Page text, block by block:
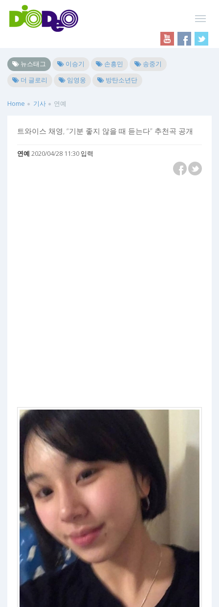
뉴스태그 이승기 손흥민
송중기
더 글로리
임영웅 방탄소년단
Home 기사 연예
트와이스 채영, “기분 좋지 않을 때 듣는다” 추천곡 공개
연예 2020/04/28 11:30 입력